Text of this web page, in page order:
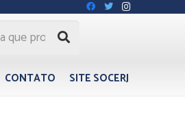
CONTATO SITE SOCERJ